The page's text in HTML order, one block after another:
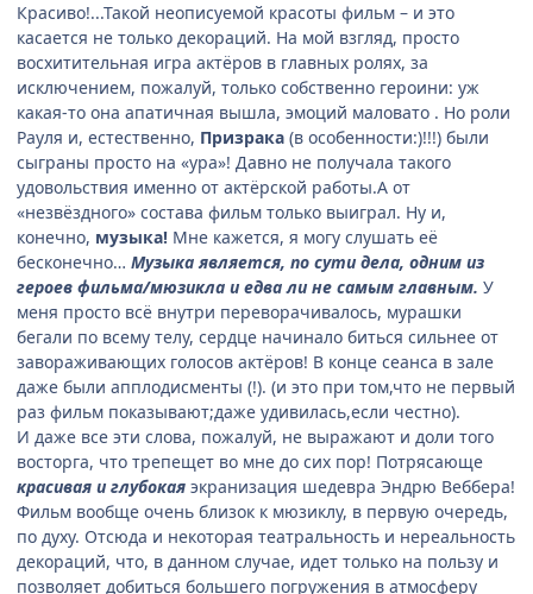
Красиво!...Такой неописуемой красоты фильм – и это
касается не только декораций. На мой взгляд, просто
восхитительная игра актёров в главных ролях, за
исключением, пожалуй, только собственно героини: уж
какая-то она апатичная вышла, эмоций маловато . Но роли
Рауля и, естественно, Призрака (в особенности:)!!!) были
сыграны просто на «ура»! Давно не получала такого
удовольствия именно от актёрской работы.А от
«незвёздного» состава фильм только выиграл. Ну и,
конечно, музыка! Мне кажется, я могу слушать её
бесконечно… Музыка является, по сути дела, одним из
героев фильма/мюзикла и едва ли не самым главным. У
меня просто всё внутри переворачивалось, мурашки
бегали по всему телу, сердце начинало биться сильнее от
завораживающих голосов актёров! В конце сеанса в зале
даже были апплодисменты (!). (и это при том,что не первый
раз фильм показывают;даже удивилась,если честно).
И даже все эти слова, пожалуй, не выражают и доли того
восторга, что трепещет во мне до сих пор! Потрясающе
красивая и глубокая экранизация шедевра Эндрю Веббера!
Фильм вообще очень близок к мюзиклу, в первую очередь,
по духу. Отсюда и некоторая театральность и нереальность
декораций, что, в данном случае, идет только на пользу и
позволяет добиться большего погружения в атмосферу